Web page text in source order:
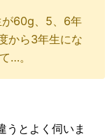
60g、5、6年
から3年生にな
…。
うとよく伺いま